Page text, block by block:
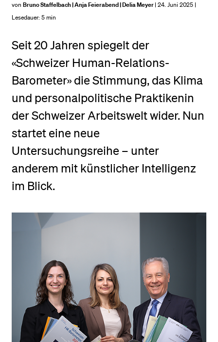
von Bruno Staffelbach | Anja Feierabend | Delia Meyer| 24. Juni 2025 |
Lesedauer: 5 min
Seit 20 Jahren spiegelt der
«Schweizer Human-Relations-
Barometer» die Stimmung, das Klima
und personalpolitische Praktikenin
der Schweizer Arbeitswelt wider. Nun
startet eine neue
Untersuchungsreihe – unter
anderem mit künstlicher Intelligenz
im Blick.
Medien
BELIEBTE INHALTE
Vorlesungsverzeichnis
Bibliothek
Sportangebot
Menuplan Mensa
Anmeldung und Zulassung